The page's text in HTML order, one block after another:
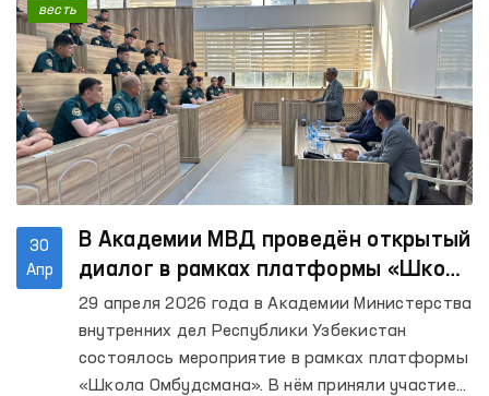
30
Апр
В Академии МВД проведён открытый
диалог в рамках платформы «Школа
Омбудсмана»
29 апреля 2026 года в Академии Министерства
внутренних дел Республики Узбекистан
состоялось мероприятие в рамках платформы
«Школа Омбудсмана». В нём приняли участие
весть